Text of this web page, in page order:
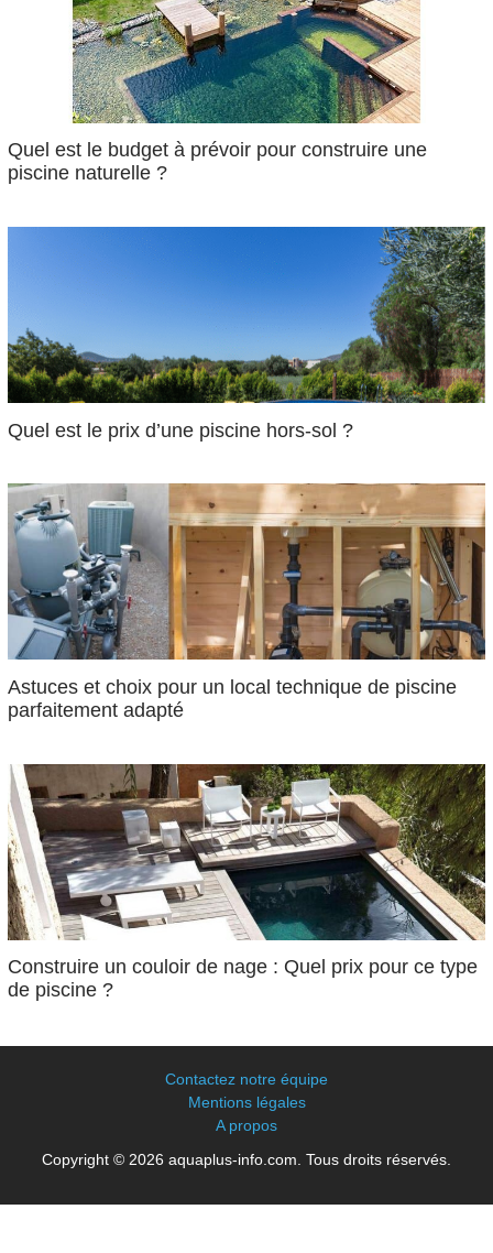
Quel est le budget à prévoir pour construire une
piscine naturelle ?
Quel est le prix d’une piscine hors-sol ?
Astuces et choix pour un local technique de piscine
parfaitement adapté
Construire un couloir de nage : Quel prix pour ce type
de piscine ?
Contactez notre équipe
Mentions légales
A propos
Copyright © 2026 aquaplus-info.com. Tous droits réservés.